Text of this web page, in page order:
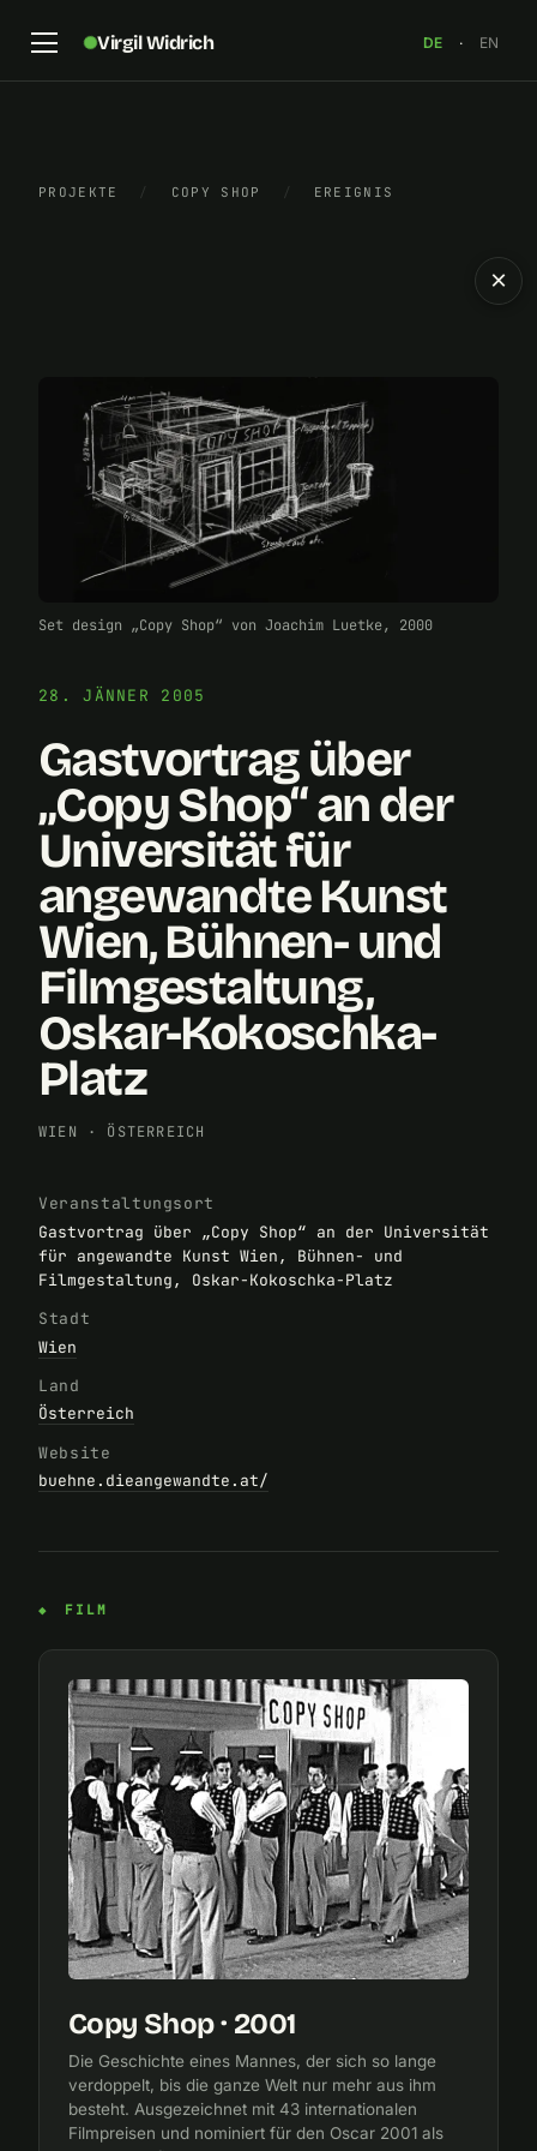
Virgil Widrich DE · EN
PROJEKTE / COPY SHOP / EREIGNIS
Set design „Copy Shop“ von Joachim Luetke, 2000
28. JÄNNER 2005
Gastvortrag über
„Copy Shop“ an der
Universität für
angewandte Kunst
Wien, Bühnen- und
Filmgestaltung,
Oskar-Kokoschka-
Platz
WIEN · ÖSTERREICH
Veranstaltungsort
Gastvortrag über „Copy Shop“ an der Universität
für angewandte Kunst Wien, Bühnen- und
Filmgestaltung, Oskar-Kokoschka-Platz
Stadt
Wien
Land
Österreich
Website
buehne.dieangewandte.at/
FILM
Copy Shop · 2001
Die Geschichte eines Mannes, der sich so lange
verdoppelt, bis die ganze Welt nur mehr aus ihm
besteht. Ausgezeichnet mit 43 internationalen
Filmpreisen und nominiert für den Oscar 2001 als
×